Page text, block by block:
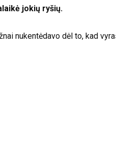
jokių ryšių.
nukentėdavo dėl to, kad